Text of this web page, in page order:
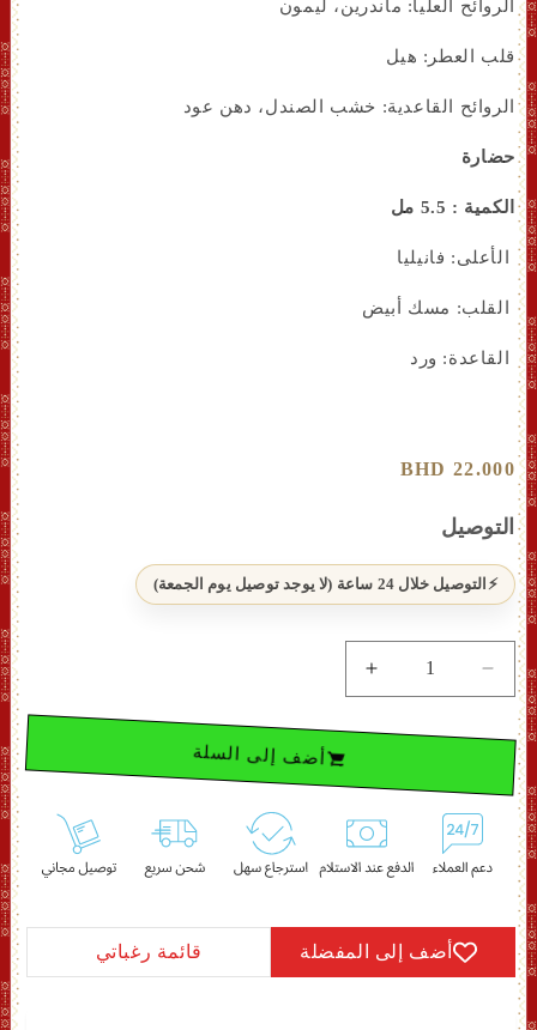
الروائح العليا: ماندرين، ليمون
قلب العطر: هيل
الروائح القاعدية: خشب الصندل، دهن عود
حضارة
الكمية : 5.5 مل
الأعلى: فانيليا
القلب: مسك أبيض
القاعدة: ورد
سعر
22.000 BHD
التوصيل
التوصيل خلال 24 ساعة (لا يوجد توصيل يوم الجمعة)
لـ
نسمة
عطر
-
عطر
دهن
حضارة
زيادة
لـ
مجموعة
نسمة
-
عطر
دهن
أضف إلى السلة
أضف إلى المفضلة قائمة رغباتي